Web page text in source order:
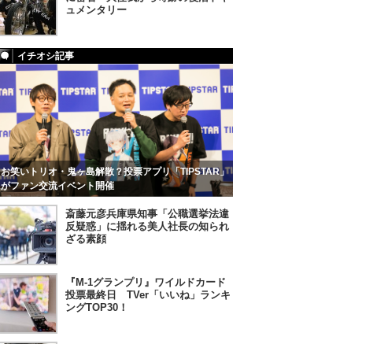
ュメンタリー
イチオシ記事
お笑いトリオ・鬼ヶ島解散？投票アプリ「TIPSTAR」
がファン交流イベント開催
斎藤元彦兵庫県知事「公職選挙法違
反疑惑」に揺れる美人社長の知られ
ざる素顔
『M-1グランプリ』ワイルドカード
投票最終日 TVer「いいね」ランキ
ングTOP30！